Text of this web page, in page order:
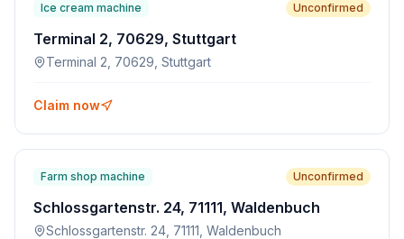
Ice cream machine Unconfirmed
Terminal 2, 70629, Stuttgart
Terminal 2, 70629, Stuttgart
Claim now
Farm shop machine Unconfirmed
Schlossgartenstr. 24, 71111, Waldenbuch
Schlossgartenstr. 24, 71111, Waldenbuch